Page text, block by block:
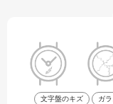
文字盤のキズ ガ